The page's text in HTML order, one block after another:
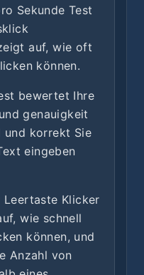
Sekunde Test
auf, wie oft
können.
bewertet Ihre
genauigkeit
und korrekt Sie
eingeben
Leertaste Klicker
wie schnell
können, und
Anzahl von